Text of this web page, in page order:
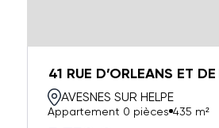
41 RUE D’ORLEANS ET
AVESNES SUR HELPE
Appartement 0 pièces 435 m²